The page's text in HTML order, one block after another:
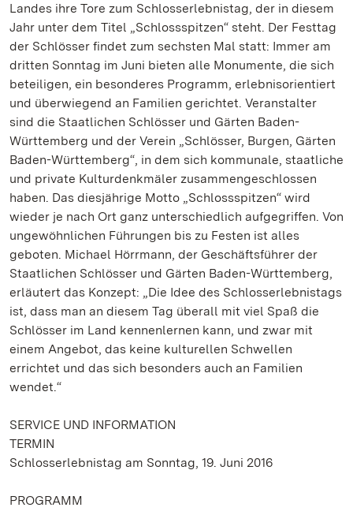
Landes ihre Tore zum Schlosserlebnistag, der in diesem
Jahr unter dem Titel „Schlossspitzen“ steht. Der Festtag
der Schlösser findet zum sechsten Mal statt: Immer am
dritten Sonntag im Juni bieten alle Monumente, die sich
beteiligen, ein besonderes Programm, erlebnisorientiert
und überwiegend an Familien gerichtet. Veranstalter
sind die Staatlichen Schlösser und Gärten Baden-
Württemberg und der Verein „Schlösser, Burgen, Gärten
Baden-Württemberg“, in dem sich kommunale, staatliche
und private Kulturdenkmäler zusammengeschlossen
haben. Das diesjährige Motto „Schlossspitzen“ wird
wieder je nach Ort ganz unterschiedlich aufgegriffen. Von
ungewöhnlichen Führungen bis zu Festen ist alles
geboten. Michael Hörrmann, der Geschäftsführer der
Staatlichen Schlösser und Gärten Baden-Württemberg,
erläutert das Konzept: „Die Idee des Schlosserlebnistags
ist, dass man an diesem Tag überall mit viel Spaß die
Schlösser im Land kennenlernen kann, und zwar mit
einem Angebot, das keine kulturellen Schwellen
errichtet und das sich besonders auch an Familien
wendet.“
SERVICE UND INFORMATION
TERMIN
Schlosserlebnistag am Sonntag, 19. Juni 2016
PROGRAMM